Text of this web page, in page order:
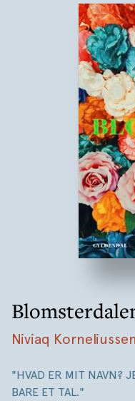
Niviaq Korneliussen
"HVAD ER MIT NAVN?
BARE ET TAL."